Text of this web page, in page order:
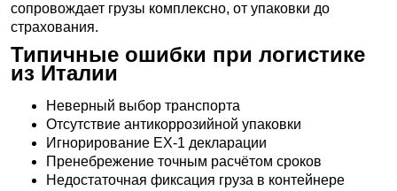
сопровождает грузы комплексно, от упаковки до
страхования.
Типичные ошибки при логистике
из Италии
Неверный выбор транспорта
Отсутствие антикоррозийной упаковки
Игнорирование EX-1 декларации
Пренебрежение точным расчётом сроков
Недостаточная фиксация груза в контейнере